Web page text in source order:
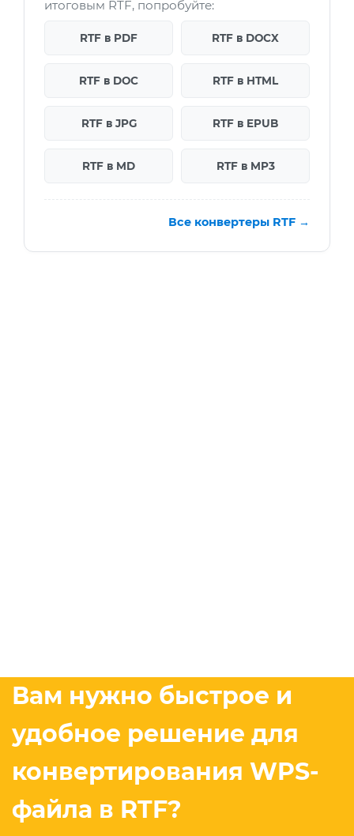
итоговым RTF, попробуйте:
RTF в PDF RTF в DOCX
RTF в DOC RTF в HTML
RTF в JPG RTF в EPUB
RTF в MD RTF в MP3
Все конвертеры RTF →
Вам нужно быстрое и
удобное решение для
конвертирования WPS-
файла в RTF?